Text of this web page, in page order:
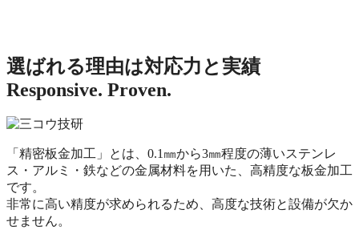
選ばれる理由は対応力と実績
Responsive. Proven.
「精密板金加工」とは、0.1㎜から3㎜程度の薄いステンレ
ス・アルミ・鉄などの金属材料を用いた、高精度な板金加工
です。
非常に高い精度が求められるため、高度な技術と設備が欠か
せません。